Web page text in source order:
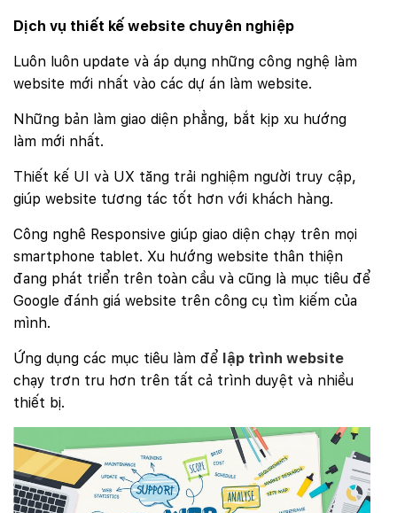
Dịch vụ thiết kế website chuyên nghiệp
Luôn luôn update và áp dụng những công nghệ làm
website mới nhất vào các dự án làm website.
Những bản làm giao diện phẳng, bắt kịp xu hướng
làm mới nhất.
Thiết kế UI và UX tăng trải nghiệm người truy cập,
giúp website tương tác tốt hơn với khách hàng.
Công nghê Responsive giúp giao diện chạy trên mọi
smartphone tablet. Xu hướng website thân thiện
đang phát triển trên toàn cầu và cũng là mục tiêu để
Google đánh giá website trên công cụ tìm kiếm của
mình.
Ứng dụng các mục tiêu làm để lập trình website
chạy trơn tru hơn trên tất cả trình duyệt và nhiều
thiết bị.